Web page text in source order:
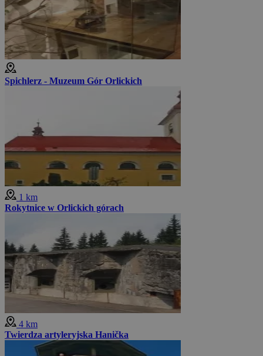
Spichlerz - Muzeum Gór Orlickich
1 km
Rokytnice w Orlickich górach
4 km
Twierdza artyleryjska Hanička